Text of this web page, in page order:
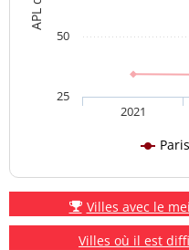
Paris
2021
25
50
Villes avec le
Villes où il est